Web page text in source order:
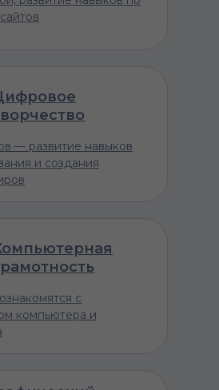
— развитие навыков
и создания
с
компьютера и